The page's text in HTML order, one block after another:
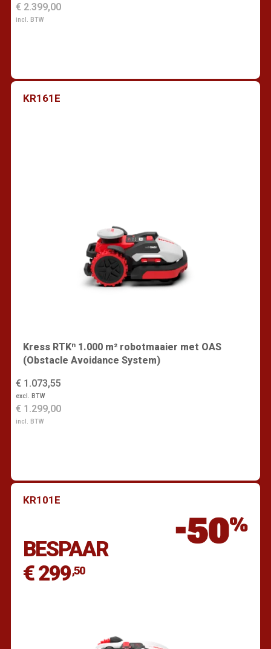
€ 2.399,00
incl. BTW
KR161E
Kress RTKⁿ 1.000 m² robotmaaier met OAS
(Obstacle Avoidance System)
€ 1.073,55
excl. BTW
€ 1.299,00
incl. BTW
KR101E
BESPAAR
€ 299,50